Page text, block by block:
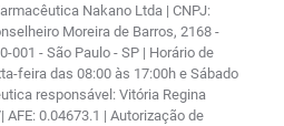
Nakano Ltda | CNPJ:
Moreira de Barros, 2168 -
001 - São Paulo - SP | Horário de
feira das 08:00 às 17:00h e Sábado
responsável: Vitória Regina
AFE: 0.04673.1 | Autorização de